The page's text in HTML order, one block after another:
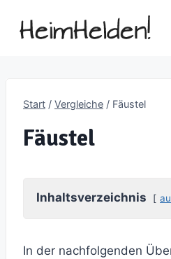
Inhalt
Start / Vergleiche / Fäustel
Fäustel
Inhaltsverzeichnis
In der nachfolgenden